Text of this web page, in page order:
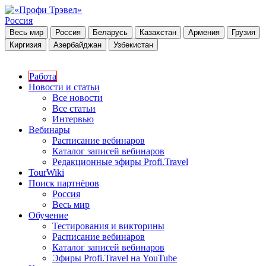
Россия
Весь мир Россия Беларусь Казахстан Армения
Грузия
Киргизия
Азербайджан Узбекистан
Работа
Новости и статьи
Все новости
Все статьи
Интервью
Вебинары
Расписание вебинаров
Каталог записей вебинаров
Редакционные эфиры Profi.Travel
TourWiki
Поиск партнёров
Россия
Весь мир
Обучение
Тестирования и викторины
Расписание вебинаров
Каталог записей вебинаров
Эфиры Profi.Travel на YouTube